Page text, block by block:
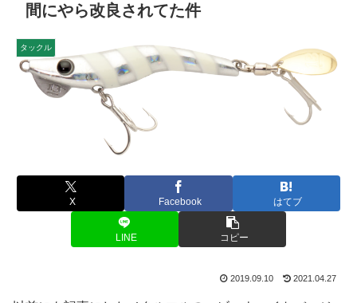
間にやら改良されてた件
タックル
X Facebook はてブ
LINE コピー
2019.09.10 2021.04.27